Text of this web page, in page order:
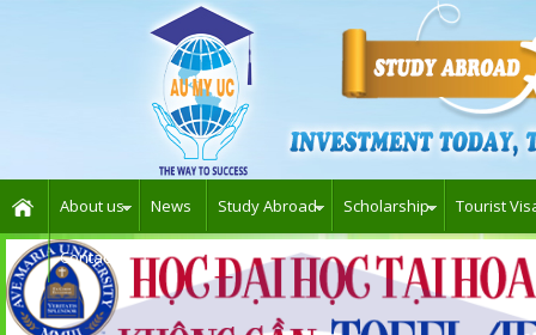
About us News Study Abroad Scholarship Tourist
Contact